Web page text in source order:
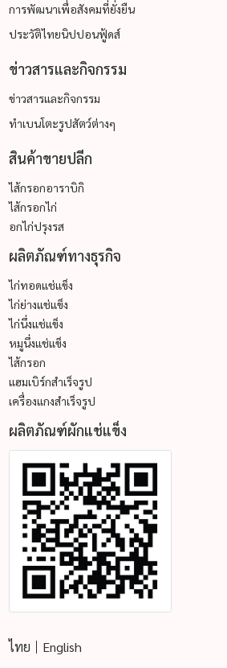
การพัฒนาเพื่อสังคมที่ยั่งยืน
ประวัติไทยนิปปอนฟู้ดส์
ข่าวสารและกิจกรรม
ข่าวสารและกิจกรรม
ทำเบนโตะรูปสัตว์ต่างๆ
สินค้าขายปลีก
ไส้กรอกอาราบิกิ
ไส้กรอกไก่
อกไก่ปรุงรส
ผลิตภัณฑ์ทางธุรกิจ
ไก่ทอดแช่แข็ง
ไก่ย่างแช่แข็ง
ไก่นึ่งแช่แข็ง
หมูนึ่งแช่แข็ง
ไส้กรอก
แฮมเบิร์กสำเร็จรูป
เครื่องแกงสำเร็จรูป
ผลิตภัณฑ์ผักแช่แข็ง
ไทย English